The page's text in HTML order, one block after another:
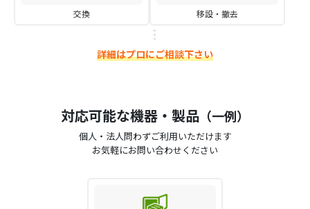
交換 移設・撤去
詳細はプロにご相談下さい
対応可能な機器・製品 （一例）
個人・法人問わずご利用いただけます
お気軽にお問い合わせください